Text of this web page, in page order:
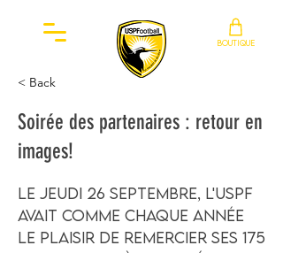
BOUTIQUE
< Back
Soirée des partenaires : retour en
images!
Le jeudi 26 septembre, l'USPF
avait comme chaque année
le plaisir de remercier ses 175